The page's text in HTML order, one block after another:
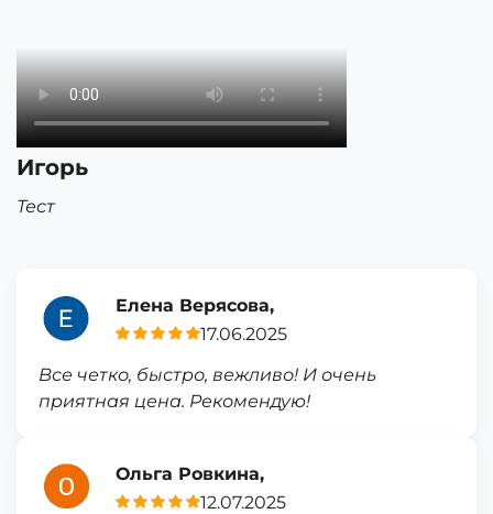
Игорь
Тест
Елена Верясова,
17.06.2025
Все четко, быстро, вежливо! И очень
приятная цена. Рекомендую!
Ольга Ровкина,
12.07.2025